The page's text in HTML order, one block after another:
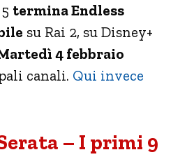
termina Endless
su Rai 2, su Disney+
4 febbraio
canali. Qui invece
– I primi 9